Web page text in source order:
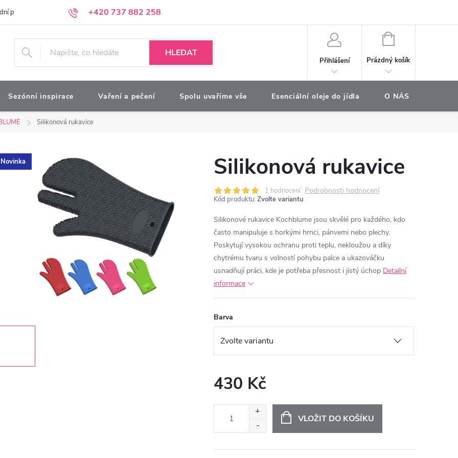
+420 737 882 258
podmínky Podmínky ochrany osobních údajů
HLEDAT
Přihlášení
NÁKUPNÍ
Prázdný košík
Sezónní inspirace Vaření a pečení Spolu uvaříme vše Esenciální oleje do jídla O NÁS
Silikonová rukavice
Novinka Silikonová rukavice
1 hodnocení Podrobnosti hodnocení
Kód produktu: Zvolte variantu
Silikonové rukavice Kochblume jsou skvělé pro každého, kdo
často manipuluje s horkými hrnci, pánvemi nebo plechy.
Poskytují vysokou ochranu proti teplu, nekloužou a díky
chytrému tvaru s volností pohybu palce a ukazováčku
usnadňují práci, kde je potřeba přesnost i jistý úchop Detailní
informace
Barva
430 Kč
VLOŽIT DO KOŠÍKU